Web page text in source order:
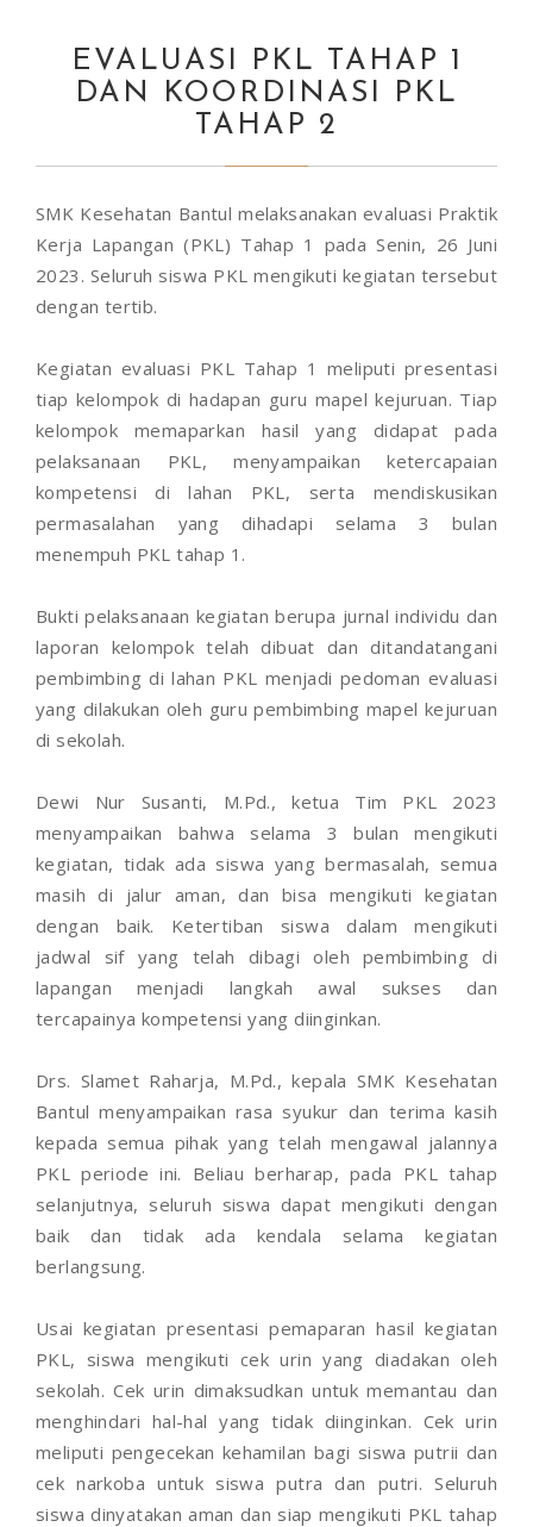
EVALUASI PKL TAHAP 1
DAN KOORDINASI PKL
TAHAP 2
SMK Kesehatan Bantul melaksanakan evaluasi Praktik
Kerja Lapangan (PKL) Tahap 1 pada Senin, 26 Juni
2023. Seluruh siswa PKL mengikuti kegiatan tersebut
dengan tertib.
Kegiatan evaluasi PKL Tahap 1 meliputi presentasi
tiap kelompok di hadapan guru mapel kejuruan. Tiap
kelompok memaparkan hasil yang didapat pada
pelaksanaan PKL, menyampaikan ketercapaian
kompetensi di lahan PKL, serta mendiskusikan
permasalahan yang dihadapi selama 3 bulan
menempuh PKL tahap 1.
Bukti pelaksanaan kegiatan berupa jurnal individu dan
laporan kelompok telah dibuat dan ditandatangani
pembimbing di lahan PKL menjadi pedoman evaluasi
yang dilakukan oleh guru pembimbing mapel kejuruan
di sekolah.
Dewi Nur Susanti, M.Pd., ketua Tim PKL 2023
menyampaikan bahwa selama 3 bulan mengikuti
kegiatan, tidak ada siswa yang bermasalah, semua
masih di jalur aman, dan bisa mengikuti kegiatan
dengan baik. Ketertiban siswa dalam mengikuti
jadwal sif yang telah dibagi oleh pembimbing di
lapangan menjadi langkah awal sukses dan
tercapainya kompetensi yang diinginkan.
Drs. Slamet Raharja, M.Pd., kepala SMK Kesehatan
Bantul menyampaikan rasa syukur dan terima kasih
kepada semua pihak yang telah mengawal jalannya
PKL periode ini. Beliau berharap, pada PKL tahap
selanjutnya, seluruh siswa dapat mengikuti dengan
baik dan tidak ada kendala selama kegiatan
berlangsung.
Usai kegiatan presentasi pemaparan hasil kegiatan
PKL, siswa mengikuti cek urin yang diadakan oleh
sekolah. Cek urin dimaksudkan untuk memantau dan
menghindari hal-hal yang tidak diinginkan. Cek urin
meliputi pengecekan kehamilan bagi siswa putrii dan
cek narkoba untuk siswa putra dan putri. Seluruh
siswa dinyatakan aman dan siap mengikuti PKL tahap